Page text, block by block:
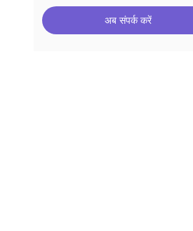
अब संपर्क करें